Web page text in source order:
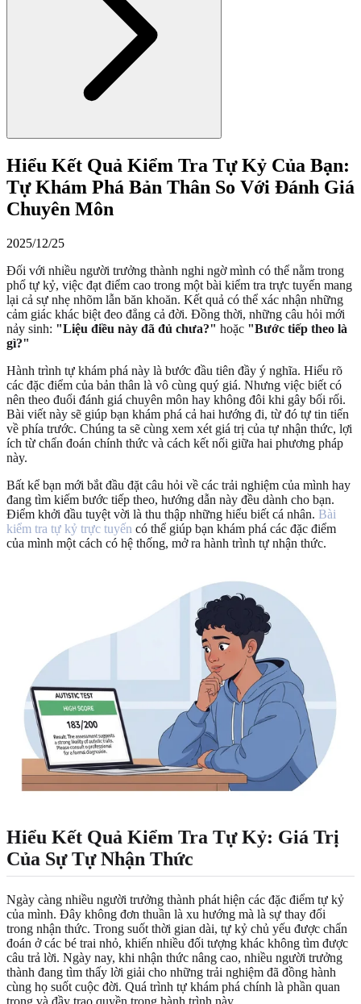
Hiểu Kết Quả Kiểm Tra Tự Kỷ Của Bạn:
Tự Khám Phá Bản Thân So Với Đánh Giá
Chuyên Môn
2025/12/25
Đối với nhiều người trưởng thành nghi ngờ mình có thể nằm trong
phổ tự kỷ, việc đạt điểm cao trong một bài kiểm tra trực tuyến mang
lại cả sự nhẹ nhõm lẫn băn khoăn. Kết quả có thể xác nhận những
cảm giác khác biệt đeo đẳng cả đời. Đồng thời, những câu hỏi mới
nảy sinh: "Liệu điều này đã đủ chưa?" hoặc "Bước tiếp theo là
gì?"
Hành trình tự khám phá này là bước đầu tiên đầy ý nghĩa. Hiểu rõ
các đặc điểm của bản thân là vô cùng quý giá. Nhưng việc biết có
nên theo đuổi đánh giá chuyên môn hay không đôi khi gây bối rối.
Bài viết này sẽ giúp bạn khám phá cả hai hướng đi, từ đó tự tin tiến
về phía trước. Chúng ta sẽ cùng xem xét giá trị của tự nhận thức, lợi
ích từ chẩn đoán chính thức và cách kết nối giữa hai phương pháp
này.
Bất kể bạn mới bắt đầu đặt câu hỏi về các trải nghiệm của mình hay
đang tìm kiếm bước tiếp theo, hướng dẫn này đều dành cho bạn.
Điểm khởi đầu tuyệt vời là thu thập những hiểu biết cá nhân. Bài
kiểm tra tự kỷ trực tuyến có thể giúp bạn khám phá các đặc điểm
của mình một cách có hệ thống, mở ra hành trình tự nhận thức.
Hiểu Kết Quả Kiểm Tra Tự Kỷ: Giá Trị
Của Sự Tự Nhận Thức
Ngày càng nhiều người trưởng thành phát hiện các đặc điểm tự kỷ
của mình. Đây không đơn thuần là xu hướng mà là sự thay đổi
trong nhận thức. Trong suốt thời gian dài, tự kỷ chủ yếu được chẩn
đoán ở các bé trai nhỏ, khiến nhiều đối tượng khác không tìm được
câu trả lời. Ngày nay, khi nhận thức nâng cao, nhiều người trưởng
thành đang tìm thấy lời giải cho những trải nghiệm đã đồng hành
cùng họ suốt cuộc đời. Quá trình tự khám phá chính là phần quan
trọng và đầy trao quyền trong hành trình này.